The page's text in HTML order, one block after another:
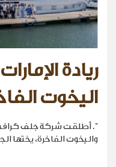
ريادة
اليخوت
". أطلقت شركة جلف
واليخوت الفاخرة، يختها